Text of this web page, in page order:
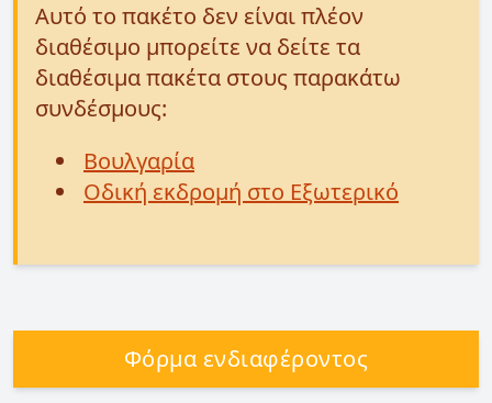
Αυτό το πακέτο δεν είναι πλέον
διαθέσιμο μπορείτε να δείτε τα
διαθέσιμα πακέτα στους παρακάτω
συνδέσμους:
Βουλγαρία
Οδική εκδρομή στο Εξωτερικό
Φόρμα ενδιαφέροντος